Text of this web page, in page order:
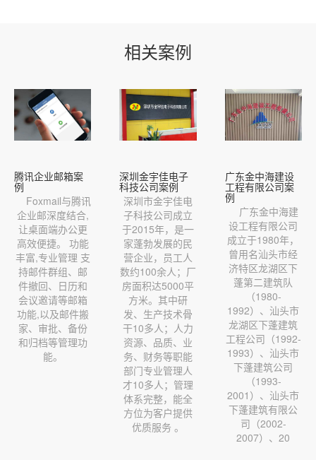
相关案例
腾讯企业邮箱案
例
Foxmail与腾讯
企业邮深度结合,
让桌面端办公更
高效便捷。 功能
丰富,专业管理 支
持邮件群组、邮
件撤回、日历和
会议邀请等邮箱
功能,以及邮件搬
家、审批、备份
和归档等管理功
能。
深圳金宇佳电子
科技公司案例
深圳市金宇佳电
子科技公司成立
于2015年，是一
家蓬勃发展的民
营企业，员工人
数约100余人；厂
房面积达5000平
方米。其中研
发、生产技术骨
干10多人；人力
资源、品质、业
务、财务等职能
部门专业管理人
才10多人；管理
体系完整，能全
方位为客户提供
优质服务 。
广东金中海建设
工程有限公司案
例
广东金中海建
设工程有限公司
成立于1980年，
曾用名汕头市经
济特区龙湖区下
蓬第二建筑队
（1980-
1992）、汕头市
龙湖区下蓬建筑
工程公司（1992-
1993）、汕头市
下蓬建筑公司
（1993-
2001）、汕头市
下蓬建筑有限公
司（2002-
2007）、20